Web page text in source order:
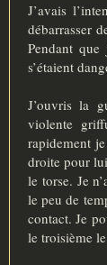
J’avais
débarrasser
Pendant
s’étaient
J’ouvris la
violente
rapidement
droite pour
le torse. Je
le peu de
contact. Je
le troisième